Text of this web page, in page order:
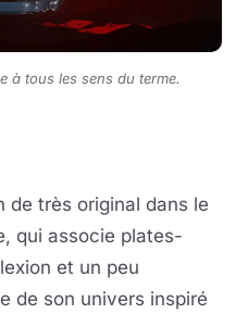
à tous les sens du terme.
de très original dans le
qui associe plates-
et un peu
de son univers inspiré